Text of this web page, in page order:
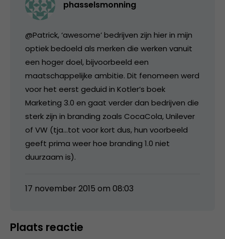
phasselsmonning
@Patrick, ‘awesome’ bedrijven zijn hier in mijn
optiek bedoeld als merken die werken vanuit
een hoger doel, bijvoorbeeld een
maatschappelijke ambitie. Dit fenomeen werd
voor het eerst geduid in Kotler’s boek
Marketing 3.0 en gaat verder dan bedrijven die
sterk zijn in branding zoals CocaCola, Unilever
of VW (tja…tot voor kort dus, hun voorbeeld
geeft prima weer hoe branding 1.0 niet
duurzaam is).
17 november 2015 om 08:03
Plaats reactie